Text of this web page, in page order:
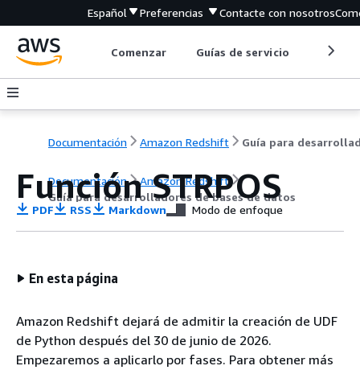
Español Preferencias Contacte con nosotros
Comenzar Guías de servicio
Documentación Amazon Redshift
Documentación
Amazon Redshift
Guía para desarrolladores de bases de datos
Función STRPOS
PDF RSS Markdown Modo de enfoque
En esta página
Amazon Redshift dejará de admitir la creación de UDF
de Python después del 30 de junio de 2026.
Empezaremos a aplicarlo por fases. Para obtener más